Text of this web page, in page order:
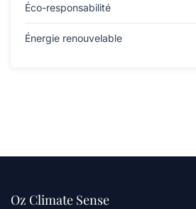
Éco-responsabilité
Énergie renouvelable
Oz Climate Sense